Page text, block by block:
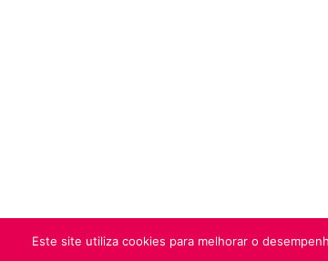
Este site utiliza cookies para melhorar o